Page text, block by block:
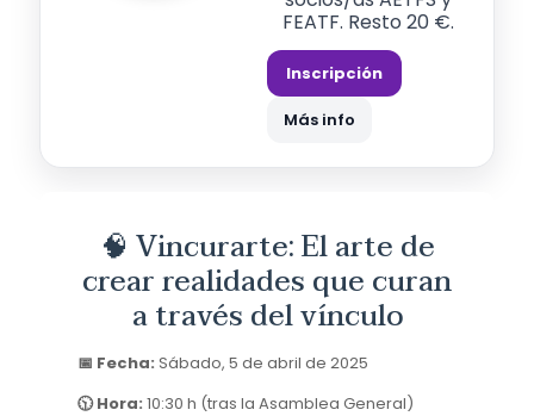
FEATF. Resto 20 €.
Inscripción
Más info
🧠 Vincurarte: El arte de
crear realidades que curan
a través del vínculo
📅 Fecha: Sábado, 5 de abril de 2025
🕥 Hora: 10:30 h (tras la Asamblea General)